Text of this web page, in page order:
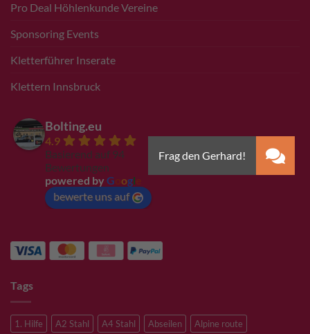
Pro Deal Höhlenkunde Vereine
Sponsoring Events
Kletterführer Inserate
Klettern Innsbruck
Bolting.eu
4.9
Basierend auf 94
Bewertungen
powered by G ogl
bewerte uns auf
Tags
1. Hilfe A2 Stahl A4 Stahl Abseilen
Alpine route